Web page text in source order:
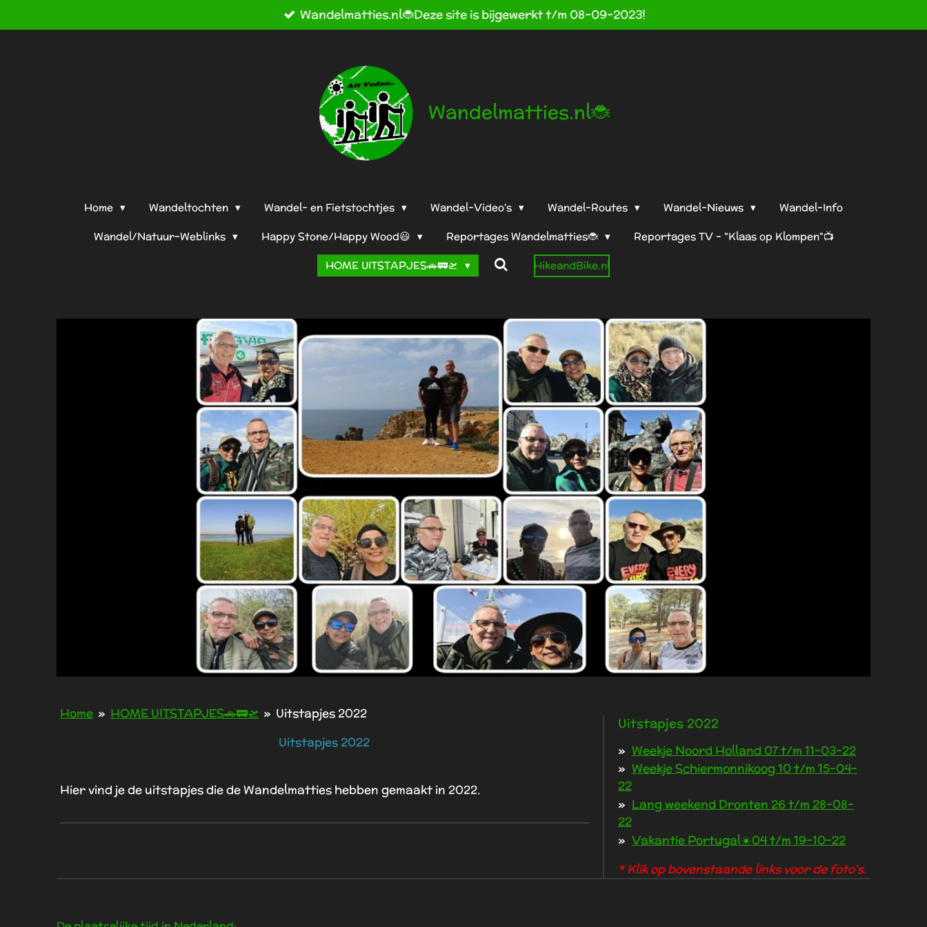
direct
Wandelmatties.nl🐞Deze site is bijgewerkt t/m 08-09-2023!
Wandelmatties.nl🐞
Home Wandeltochten Wandel- en Fietstochtjes Wandel-Video's Wandel-Routes Wandel-Nieuws
Wandel-Info
Wandel/Natuur-Weblinks
Happy Stone/Happy Wood😃 Reportages Wandelmatties🐞
Reportages TV - "Klaas op Klompen"📺
HOME UITSTAPJES🚗🚃🛫
HikeandBike.nl
Home » HOME UITSTAPJES🚗🚃🛫 » Uitstapjes 2022
Uitstapjes 2022
Hier vind je de uitstapjes die de Wandelmatties hebben gemaakt in 2022.
Uitstapjes 2022
Weekje Noord Holland 07 t/m 11-03-22
Weekje Schiermonnikoog 10 t/m 15-04-
22
Lang weekend Dronten 26 t/m 28-08-
22
Vakantie Portugal☀️04 t/m 19-10-22
* Klik op bovenstaande links voor de foto's.